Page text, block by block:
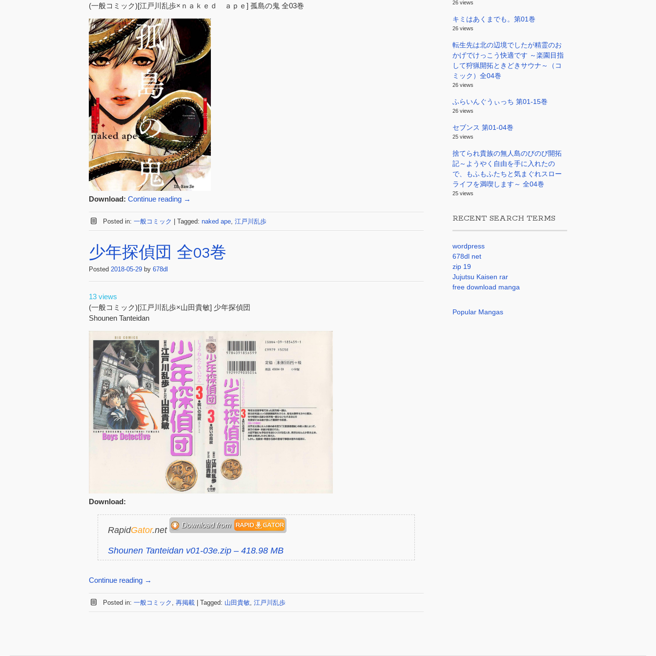
(一般コミック)[江戸川乱歩×ｎａｋｅｄ ａｐｅ] 孤島の鬼 全03巻
Download: Continue reading →
Posted in: 一般コミック Tagged: naked ape, 江戸川乱歩
少年探偵団 全03巻
Posted 2018-05-29 by 678dl
13 views
(一般コミック)[江戸川乱歩×山田貴敏] 少年探偵団
Shounen Tanteidan
Download:
RapidGator.net
Shounen Tanteidan v01-03e.zip – 418.98 MB
Continue reading →
Posted in: 一般コミック , 再掲載 Tagged: 山田貴敏, 江戸川乱歩
26 views
キミはあくまでも。第01巻
26 views
転生先は北の辺境でしたが精霊のお
かげでけっこう快適です ～楽園目指
して狩猟開拓ときどきサウナ～（コ
ミック）全04巻
26 views
ふらいんぐうぃっち 第01-15巻
26 views
セブンス 第01-04巻
25 views
捨てられ貴族の無人島のびのび開拓
記～ようやく自由を手に入れたの
で、もふもふたちと気まぐれスロー
ライフを満喫します～ 全04巻
25 views
RECENT SEARCH TERMS
wordpress
678dl net
zip 19
Jujutsu Kaisen rar
free download manga
Popular Mangas